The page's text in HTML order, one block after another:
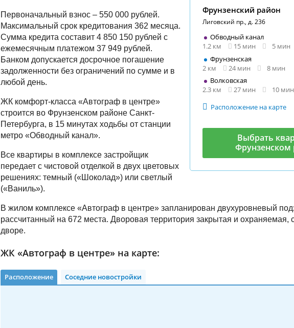
Фрунзенский район
Лиговский пр., д. 236
Обводный канал
1.2 км
15 мин
5 мин
Фрунзенская
2 км
24 мин
8 мин
Волковская
2.3 км
27 мин
10 мин
Расположение на карте
Выбрать
Фрунзенском
Первоначальный взнос – 550 000 рублей.
Максимальный срок кредитования 362 месяца.
Сумма кредита составит 4 850 150 рублей с
ежемесячным платежом 37 949 рублей.
Банком допускается досрочное погашение
задолженности без ограничений по сумме и в
любой день.
ЖК комфорт-класса «Автограф в центре»
строится во Фрунзенском районе Санкт-
Петербурга, в 15 минутах ходьбы от станции
метро «Обводный канал».
Все квартиры в комплексе застройщик
передает с чистовой отделкой в двух цветовых
решениях: темный («Шоколад») или светлый
(«Ваниль»).
В жилом комплексе «Автограф в центре» запланирован двухуровневый
рассчитанный на 672 места. Дворовая территория закрытая и охраняемая,
дворе.
ЖК «Автограф в центре» на карте:
Расположение Соседние новостройки